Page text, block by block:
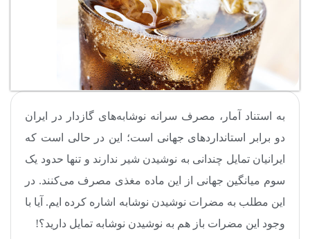
به استناد آمار، مصرف سرانه نوشابه‌های گازدار در ایران
دو برابر استانداردهای جهانی است؛ این در حالی است که
ایرانیان تمایل چندانی به نوشیدن شیر ندارند و تنها حدود یک
سوم میانگین جهانی از این ماده مغذی مصرف می‌کنند. در
این مطلب به مضرات نوشیدن نوشابه اشاره کرده ایم. آیا با
وجود این مضرات باز هم به نوشیدن نوشابه تمایل دارید؟!